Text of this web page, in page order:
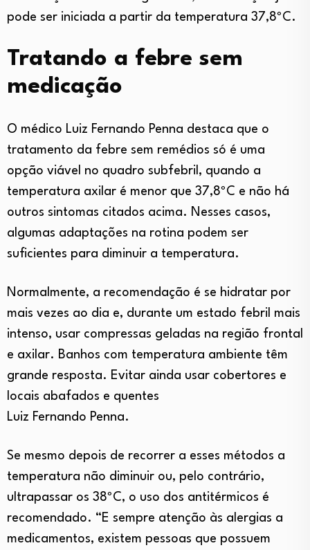
pode ser iniciada a partir da temperatura 37,8ºC.
Tratando a febre sem
medicação
O médico Luiz Fernando Penna destaca que o
tratamento da febre sem remédios só é uma
opção viável no quadro subfebril, quando a
temperatura axilar é menor que 37,8ºC e não há
outros sintomas citados acima. Nesses casos,
algumas adaptações na rotina podem ser
suficientes para diminuir a temperatura.
Normalmente, a recomendação é se hidratar por
mais vezes ao dia e, durante um estado febril mais
intenso, usar compressas geladas na região frontal
e axilar. Banhos com temperatura ambiente têm
grande resposta. Evitar ainda usar cobertores e
locais abafados e quentes
Luiz Fernando Penna.
Se mesmo depois de recorrer a esses métodos a
temperatura não diminuir ou, pelo contrário,
ultrapassar os 38ºC, o uso dos antitérmicos é
recomendado. “E sempre atenção às alergias a
medicamentos, existem pessoas que possuem